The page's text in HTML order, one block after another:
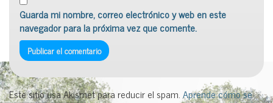
Guarda mi nombre, correo electrónico y web en este
navegador para la próxima vez que comente.
Este sitio usa Akismet para reducir el spam.Aprende cómo se